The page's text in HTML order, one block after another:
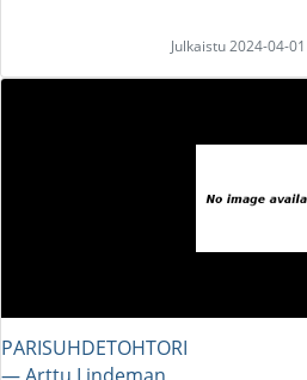
Julkaistu 2024-04-
PARISUHDETOHTORI